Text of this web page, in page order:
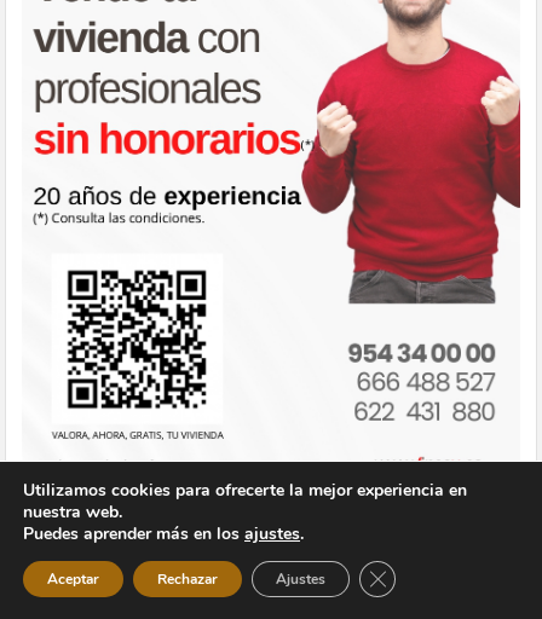
EL TIEMPO
Montequinto
Utilizamos cookies para ofrecerte la mejor experiencia en
nuestra web.
Puedes aprender más en los ajustes.
Aceptar Rechazar Ajustes Cerrar el banner de